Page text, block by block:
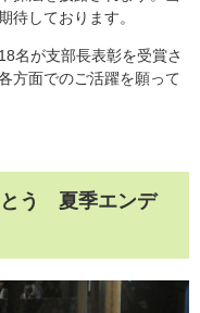
待しております。
名が支部長表彰を受賞さ
方面でのご活躍を願って
う 夏季エンデ